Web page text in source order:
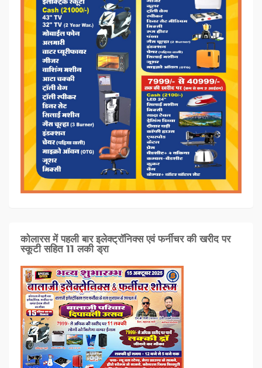
कोलारस में पहली बार इलेक्ट्रॉनिक्स एवं फर्नीचर की खरीद पर
स्कूटी सहित 11 लकी ड्रा